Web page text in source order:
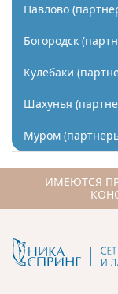
Павлово
Богородск
Кулебаки
Шахунья
Муром
ИМЕЮТСЯ